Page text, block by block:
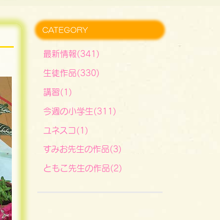
CATEGORY
最新情報(341)
生徒作品(330)
講習(1)
今週の小学生(311)
ユネスコ(1)
すみお先生の作品(3)
ともこ先生の作品(2)